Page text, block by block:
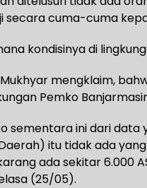
secara cuma-cuma
kondisinya di
mengklaim,
Pemko
sementara ini dari
itu tidak ada
ada sekitar 6.000
(25/05).